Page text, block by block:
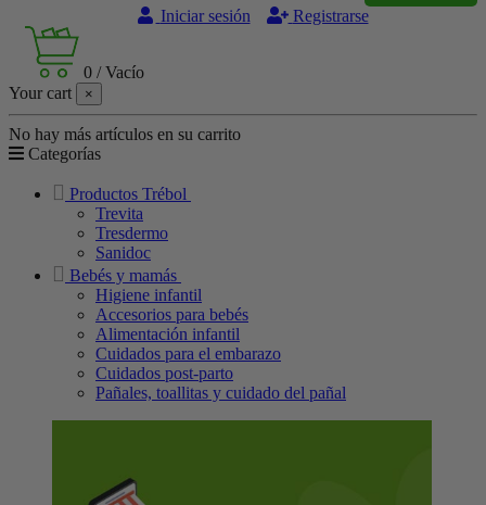
Iniciar sesión
Registrarse
0 /Vacío
Your cart
×
No hay más artículos en su carrito
Categorías
Productos Trébol
Trevita
Tresdermo
Sanidoc
Bebés y mamás
Higiene infantil
Accesorios para bebés
Alimentación infantil
Cuidados para el embarazo
Cuidados post-parto
Pañales, toallitas y cuidado del pañal